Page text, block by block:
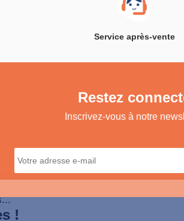
Service après-vente
Restez
Inscrivez-vous à notre